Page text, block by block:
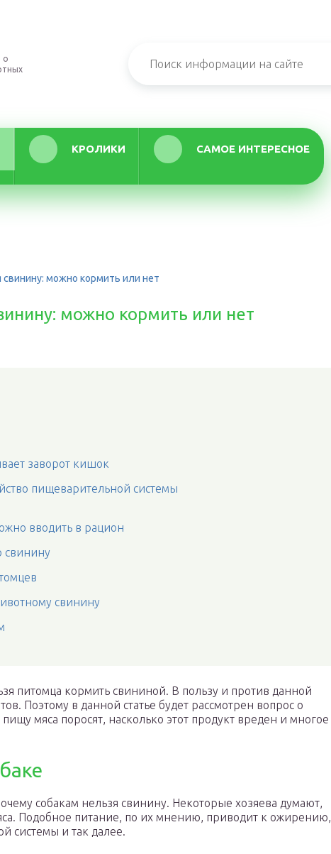
о
КРОЛИКИ САМОЕ ИНТЕРЕСНОЕ
свинину: можно кормить или нет
можно кормить или нет
заворот кишок
пищеварительной системы
вводить в рацион
свинину
свинину
питомца кормить свининой. В пользу и против данной
Поэтому в данной статье будет рассмотрен вопрос о
мяса поросят, насколько этот продукт вреден и многое
собакам нельзя свинину. Некоторые хозяева думают,
Подобное питание, по их мнению, приводит к ожирению,
системы и так далее.